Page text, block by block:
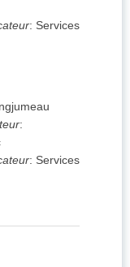
: Services
:
: Services